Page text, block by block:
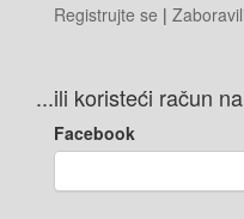
Registrujte se |
...ili koristeći račun
Facebook